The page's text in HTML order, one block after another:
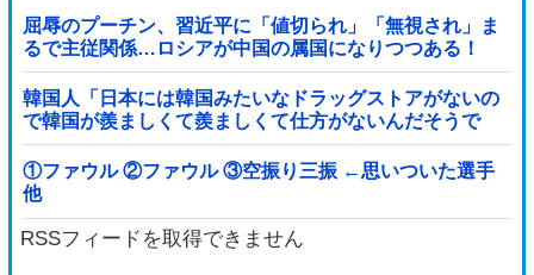
屈辱のプーチン、習近平に「値切られ」「無視され」ま
るで主従関係…ロシアが中国の属国になりつつある！
韓国人「日本には韓国みたいなドラッグストアがないの
で韓国が羨ましくて羨ましくて仕方がないんだそうで
す」
①ファウル ②ファウル ③空振り三振 ←思いついた選手
他
RSSフィードを取得できません